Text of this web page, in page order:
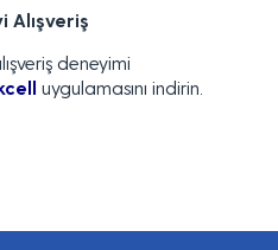
Alışveriş
deneyimi
uygulamasını indirin.